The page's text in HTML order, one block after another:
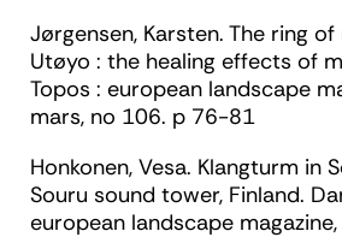
Jørgensen, Karsten. The ring
Utøyo : the healing effects of
Topos : european landscape
mars, no 106. p 76-81
Honkonen, Vesa. Klangturm in
Souru sound tower, Finland.
european landscape magazine